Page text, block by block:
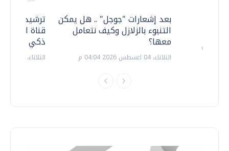
ترشيدا
قناة
ذكي
الثلاثاء، 14 يوليو 2026 06:11 م
بعد إشعارات "جوجل" .. هل يمكن
التنبوء بالزلازل وكيف نتعامل
معها؟
الثلاثاء، 04 اغسطس 2026 04:04 م